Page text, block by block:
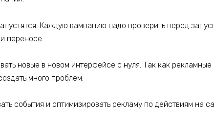
Каждую кампанию надо проверить перед
переносе.
новые в новом интерфейсе с нуля. Так как
много проблем.
события и оптимизировать рекламу по действиям на